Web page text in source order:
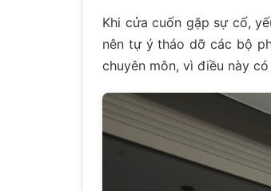
Khi cửa cuốn gặp sự cố,
nên tự ý tháo dỡ các bộ
chuyên môn, vì điều này